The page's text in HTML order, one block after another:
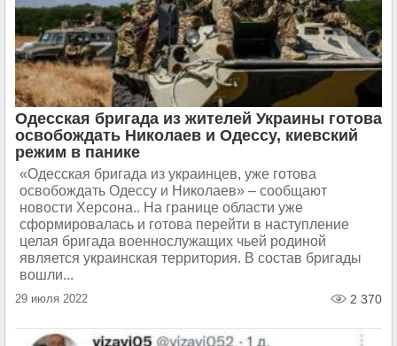
Одесская бригада из жителей Украины готова
освобождать Николаев и Одессу, киевский
режим в панике
«Одесская бригада из украинцев, уже готова
освобождать Одессу и Николаев» – сообщают
новости Херсона.. На границе области уже
сформировалась и готова перейти в наступление
целая бригада военнослужащих чьей родиной
является украинская территория. В состав бригады
вошли...
29 июля 2022 2 370